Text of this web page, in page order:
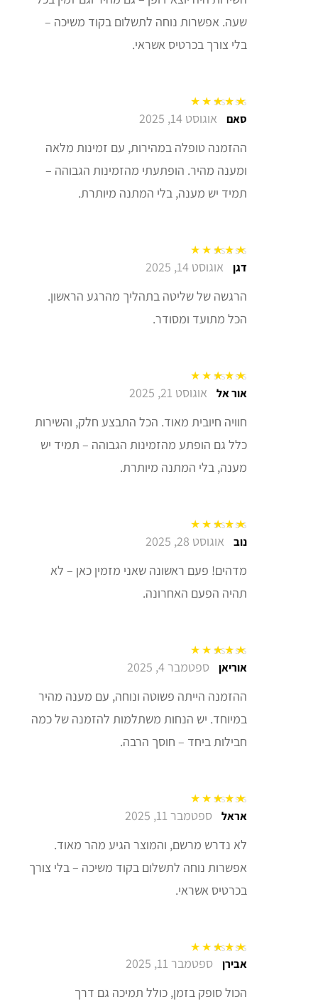
שעה. אפשרות נוחה לתשלום בקוד משיכה –
בלי צורך בכרטיס אשראי.
דורג5מתוך 5סאם אוגוסט 14, 2025
ההזמנה טופלה במהירות, עם זמינות מלאה
ומענה מהיר. הופתעתי מהזמינות הגבוהה –
תמיד יש מענה, בלי המתנה מיותרת.
דורג5 מתוך 5 דגן אוגוסט 14, 2025
הרגשה של שליטה בתהליך מהרגע הראשון.
הכל מתועד ומסודר.
דורג5מתוך 5אור אל אוגוסט 21, 2025
חוויה חיובית מאוד. הכל התבצע חלק, והשירות
כלל גם הופתע מהזמינות הגבוהה – תמיד יש
מענה, בלי המתנה מיותרת.
דורג5 מתוך 5 נוב אוגוסט 28, 2025
מדהים! פעם ראשונה שאני מזמין כאן – לא
תהיה הפעם האחרונה.
דורג5מתוך 5אוריאן ספטמבר 4, 2025
ההזמנה הייתה פשוטה ונוחה, עם מענה מהיר
במיוחד. יש הנחות משתלמות להזמנה של כמה
חבילות ביחד – חוסך הרבה.
דורג5מתוך 5אראל ספטמבר 11, 2025
לא נדרש מרשם, והמוצר הגיע מהר מאוד.
אפשרות נוחה לתשלום בקוד משיכה – בלי צורך
בכרטיס אשראי.
דורג5מתוך 5אבירן ספטמבר 11, 2025
הכול סופק בזמן, כולל תמיכה גם דרך